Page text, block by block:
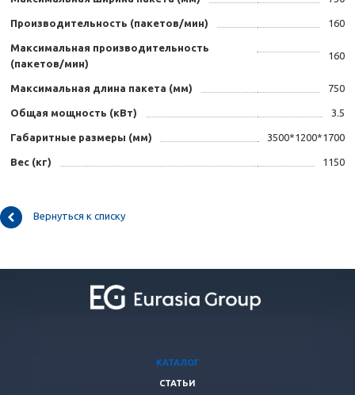
Производительность (пакетов/мин) 160
Максимальная производительность
(пакетов/мин)
160
Максимальная длина пакета (мм) 750
Общая мощность (кВт) 3.5
Габаритные размеры (мм) 3500*1200*1700
Вес (кг) 1150
Вернуться к списку
КАТАЛОГ
СТАТЬИ